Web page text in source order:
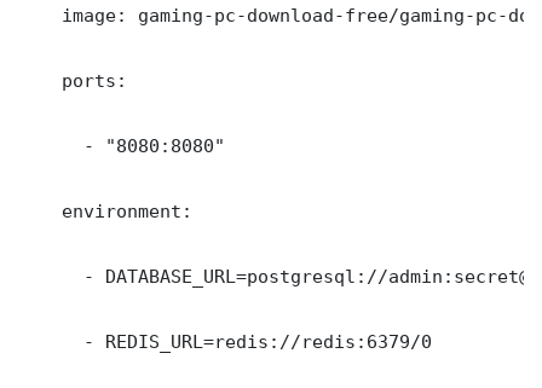
image: gaming-pc-download-free/gaming-pc-
    ports:
      - "8080:8080"
    environment:
- DATABASE_URL=postgresql://
      - REDIS_URL=redis://redis:6379/0